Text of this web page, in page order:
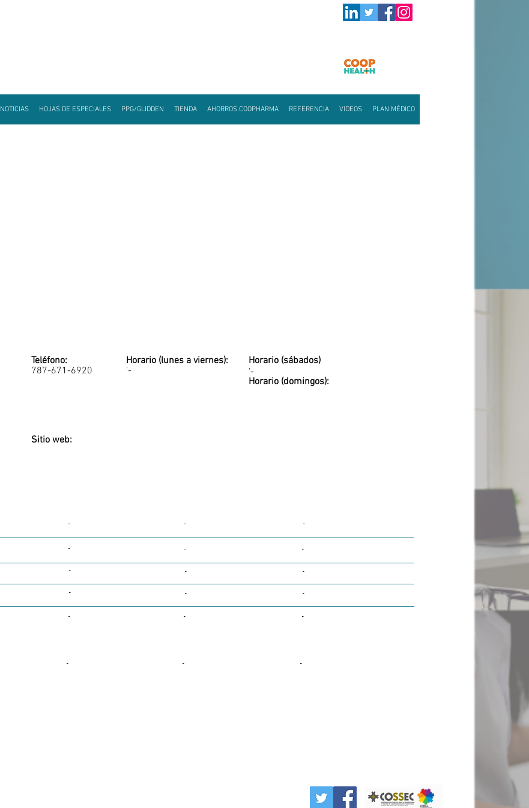
NOTICIAS HOJAS DE ESPECIALES PPG/GLIDDEN TIENDA AHORROS COOPHARMA REFERENCIA VIDEOS PLAN MÉDICO
Teléfono:
787-671-6920
Horario (lunes a viernes):
'-
Horario (sábados)
'-
Horario (domingos):
Sitio web:
-
- -
-
- -
- -
-
- -
-
-
- -
- - -